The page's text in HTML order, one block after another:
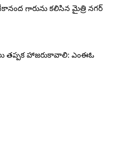
గారును కలిసిన మైత్రి నగర్
తప్పక హాజరుకావాలి: ఎంఈఓ